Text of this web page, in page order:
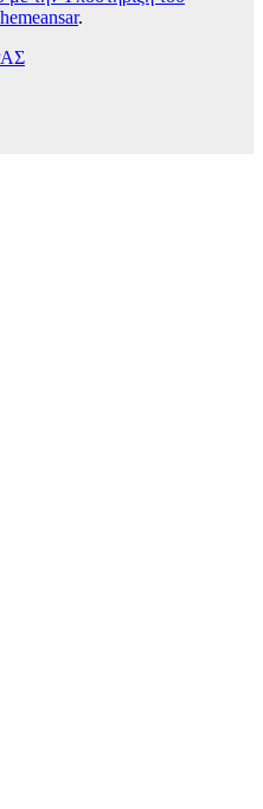
.